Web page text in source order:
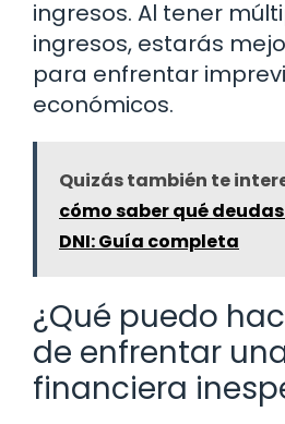
ingresos. Al tener
ingresos, estarás
para enfrentar
económicos.
Quizás también te
cómo saber qué
DNI: Guía completa
¿Qué puedo
de enfrentar
financiera